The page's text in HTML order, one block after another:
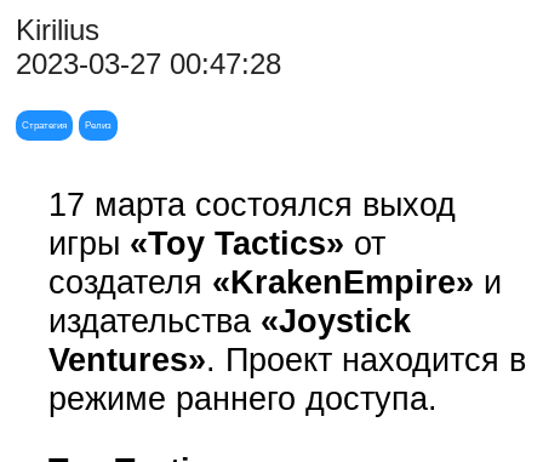
Kirilius
2023-03-27 00:47:28
Стратегия Релиз
17 марта состоялся выход
игры «Toy Tactics» от
создателя «KrakenEmpire» и
издательства«Joystick
Ventures». Проект находится в
режиме раннего доступа.